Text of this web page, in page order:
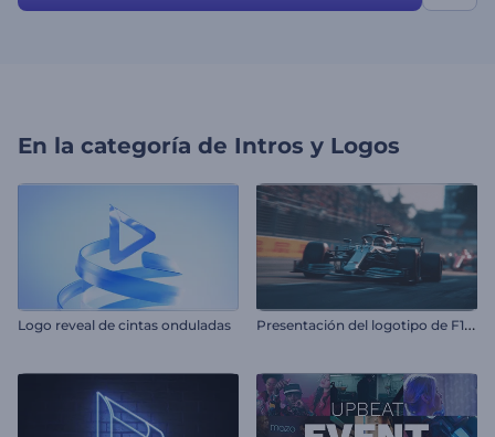
En la categoría de Intros y Logos
Logo reveal de cintas onduladas P
resentación del logotipo de F1 Racing